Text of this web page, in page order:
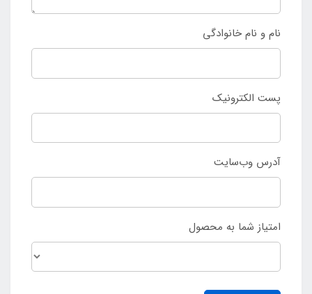
نام و نام خانوادگی
پست الکترونیک
آدرس وب‌سایت
امتیاز شما به محصول